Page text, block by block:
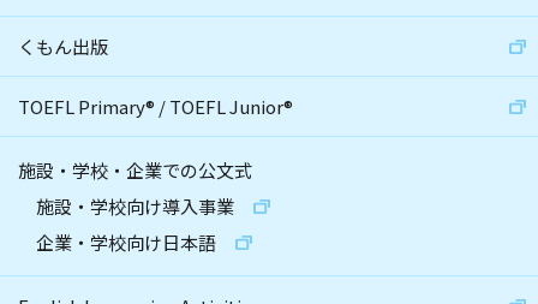
くもん出版
TOEFL Primary® /TOEFL Junior®
施設・学校・企業での公文式
施設・学校向け導入事業
企業・学校向け日本語